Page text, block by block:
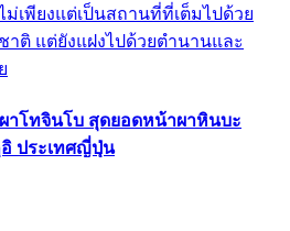
เพียงแต่เป็นสถานที่ที่เต็มไปด้วย
าติ แต่ยังแฝงไปด้วยตำนานและ
าโทจินโบ สุดยอดหน้าผาหินบะ
ประเทศญี่ปุ่น